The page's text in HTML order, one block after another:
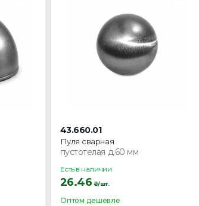
43.660.01
Пуля сварная
пустотелая д.60 мм
Есть в наличии
26.46 ₴/шт.
Оптом дешевле